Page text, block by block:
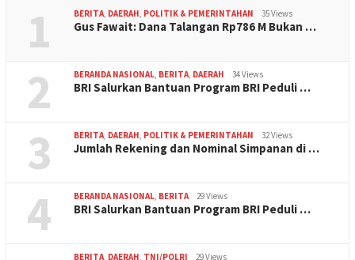
1 BERITA, DAERAH, POLITIK & PEMERINTAHAN 35 Views
Gus Fawait: Dana Talangan Rp786 M Bukan …
2 BERANDA NASIONAL, BERITA, DAERAH 34 Views
BRI Salurkan Bantuan Program BRI Peduli …
3 BERITA, DAERAH, POLITIK & PEMERINTAHAN 32 Views
Jumlah Rekening dan Nominal Simpanan di …
4 BERANDA NASIONAL, BERITA 29 Views
BRI Salurkan Bantuan Program BRI Peduli …
BERITA, DAERAH, TNI/POLRI 29 Views